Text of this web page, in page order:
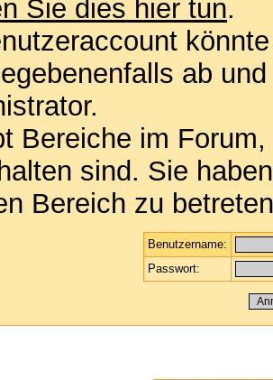
Sie dies hier tun.
ab
Bereiche im
sind. Sie
Bereich zu
Benutzername:
Passwort: